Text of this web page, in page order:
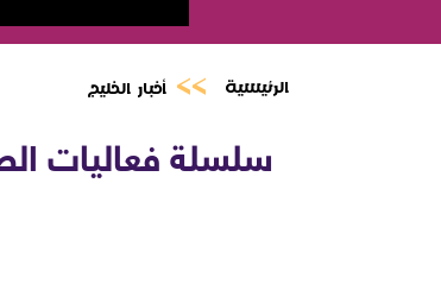
الرئيسية أخبار الخليج